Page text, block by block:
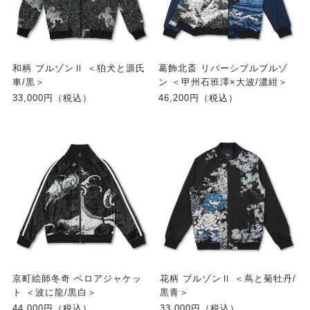
和柄 ブルゾンⅡ ＜狛犬と源氏
車/黒＞
33,000円（税込）
葛飾北斎 リバーシブルブルゾ
ン ＜甲州石班澤×大波/濃紺＞
46,200円（税込）
京町絵師冬奇 ベロアジャケッ
ト ＜波に龍/黒白＞
花柄 ブルゾンⅡ ＜蔦と菊牡丹/
黒青＞